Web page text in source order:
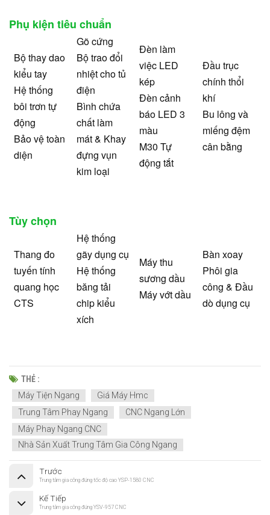
Phụ kiện tiêu chuẩn
Bộ thay dao
kiểu tay
Hệ thống
bôi trơn tự
động
Bảo vệ toàn
diện
Gõ cứng
Bộ trao đổi
nhiệt cho tủ
điện
Bình chứa
chất làm
mát & Khay
đựng vụn
kim loại
Đèn làm
việc LED
kép
Đèn cảnh
báo LED 3
màu
M30 Tự
động tắt
Đầu trục
chính thổi
khí
Bu lông và
miếng đệm
cân bằng
Tùy chọn
Thang đo
tuyến tính
quang học
CTS
Hệ thống
gãy dụng cụ
Hệ thống
băng tải
chip kiểu
xích
Máy thu
sương dầu
Máy vớt dầu
Bàn xoay
Phôi gia
công & Đầu
dò dụng cụ
THẺ :
Máy Tiện Ngang
Giá Máy Hmc
Trung Tâm Phay Ngang
CNC Ngang Lớn
Máy Phay Ngang CNC
Nhà Sản Xuất Trung Tâm Gia Công Ngang
Trước
Trung tâm gia công đứng tốc độ cao YSP-1580 CNC
Kế Tiếp
Trung tâm gia công đứng YSV-957 CNC